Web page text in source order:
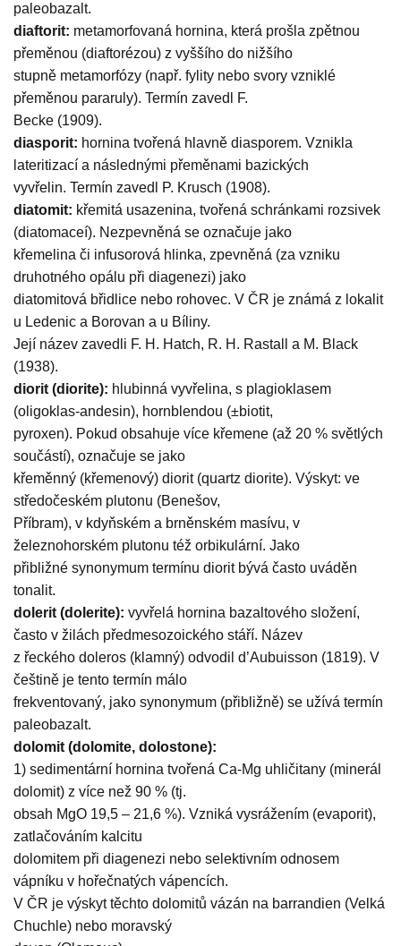
paleobazalt.
diaftorit: metamorfovaná hornina, která prošla zpětnou
přeměnou (diaftorézou) z vyššího do nižšího
stupně metamorfózy (např. fylity nebo svory vzniklé
přeměnou pararuly). Termín zavedl F.
Becke (1909).
diasporit: hornina tvořená hlavně diasporem. Vznikla
lateritizací a následnými přeměnami bazických
vyvřelin. Termín zavedl P. Krusch (1908).
diatomit: křemitá usazenina, tvořená schránkami rozsivek
(diatomaceí). Nezpevněná se označuje jako
křemelina či infusorová hlinka, zpevněná (za vzniku
druhotného opálu při diagenezi) jako
diatomitová břidlice nebo rohovec. V ČR je známá z lokalit
u Ledenic a Borovan a u Bíliny.
Její název zavedli F. H. Hatch, R. H. Rastall a M. Black
(1938).
diorit (diorite): hlubinná vyvřelina, s plagioklasem
(oligoklas-andesin), hornblendou (±biotit,
pyroxen). Pokud obsahuje více křemene (až 20 % světlých
součástí), označuje se jako
křeměnný (křemenový) diorit (quartz diorite). Výskyt: ve
středočeském plutonu (Benešov,
Příbram), v kdyňském a brněnském masívu, v
železnohorském plutonu též orbikulární. Jako
přibližné synonymum termínu diorit bývá často uváděn
tonalit.
dolerit (dolerite): vyvřelá hornina bazaltového složení,
často v žilách předmesozoického stáří. Název
z řeckého doleros (klamný) odvodil d’Aubuisson (1819). V
češtině je tento termín málo
frekventovaný, jako synonymum (přibližně) se užívá termín
paleobazalt.
dolomit (dolomite, dolostone):
1) sedimentární hornina tvořená Ca-Mg uhličitany (minerál
dolomit) z více než 90 % (tj.
obsah MgO 19,5 – 21,6 %). Vzniká vysrážením (evaporit),
zatlačováním kalcitu
dolomitem při diagenezi nebo selektivním odnosem
vápníku v hořečnatých vápencích.
V ČR je výskyt těchto dolomitů vázán na barrandien (Velká
Chuchle) nebo moravský